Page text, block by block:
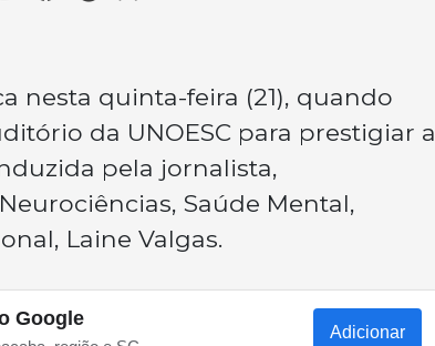
nesta quinta-feira (21), quando
da UNOESC para prestigiar a
pela jornalista,
Saúde Mental,
Laine Valgas.
Google
Adicionar